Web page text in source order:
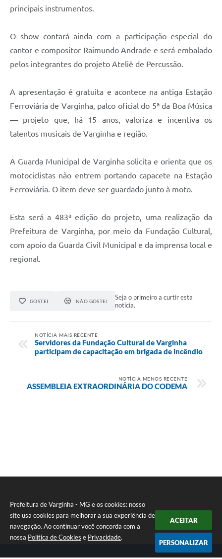
Prefeitura de Varginha - MG e os cookies: nosso
site usa cookies para melhorar a sua experiência de
navegação. Ao continuar você concorda com a
nossa Política de Cookies e Privacidade.
ACEITAR
PERSONALIZAR
principais instrumentos.
O show contará ainda com a participação especial do
cantor e compositor Raimundo Andrade e será embalado
pelos integrantes do projeto Ateliê de Percussão.
A apresentação é gratuita e acontece na antiga Estação
Ferroviária de Varginha, palco oficial do 5ª da Boa Música
— projeto que, há 15 anos, valoriza e incentiva os
talentos musicais de Varginha e região.
A Guarda Municipal de Varginha solicita e orienta que os
motociclistas não entrem portando capacete na Estação
Ferroviária. O item deve ser guardado junto à moto.
Esta será a 483ª edição do projeto, uma realização da
Prefeitura de Varginha, por meio da Fundação Cultural,
com apoio da Guarda Civil Municipal e da imprensa local e
regional.
GOSTEI NÃO GOSTEI
Seja o primeiro a curtir esta
notícia.
NOTÍCIA MAIS RECENTE
Servidores da Fundação Cultural de Varginha
participam de capacitação em brigada de incêndio
NOTÍCIA MENOS RECENTE
ASSEMBLEIA EXTRAORDINÁRIA DO CODEMA